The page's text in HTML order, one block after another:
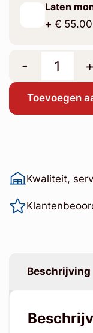
Laten
+ € 55.00
- +
Toevoegen
Kwaliteit,
Beschrijving